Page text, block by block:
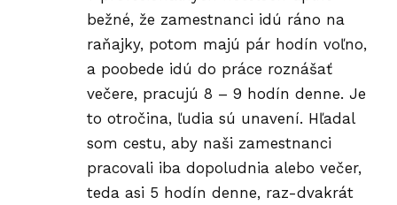
bežné, že zamestnanci idú ráno na
raňajky, potom majú pár hodín voľno,
a poobede idú do práce roznášať
večere, pracujú 8 – 9 hodín denne. Je
to otročina, ľudia sú unavení. Hľadal
som cestu, aby naši zamestnanci
pracovali iba dopoludnia alebo večer,
teda asi 5 hodín denne, raz-dvakrát